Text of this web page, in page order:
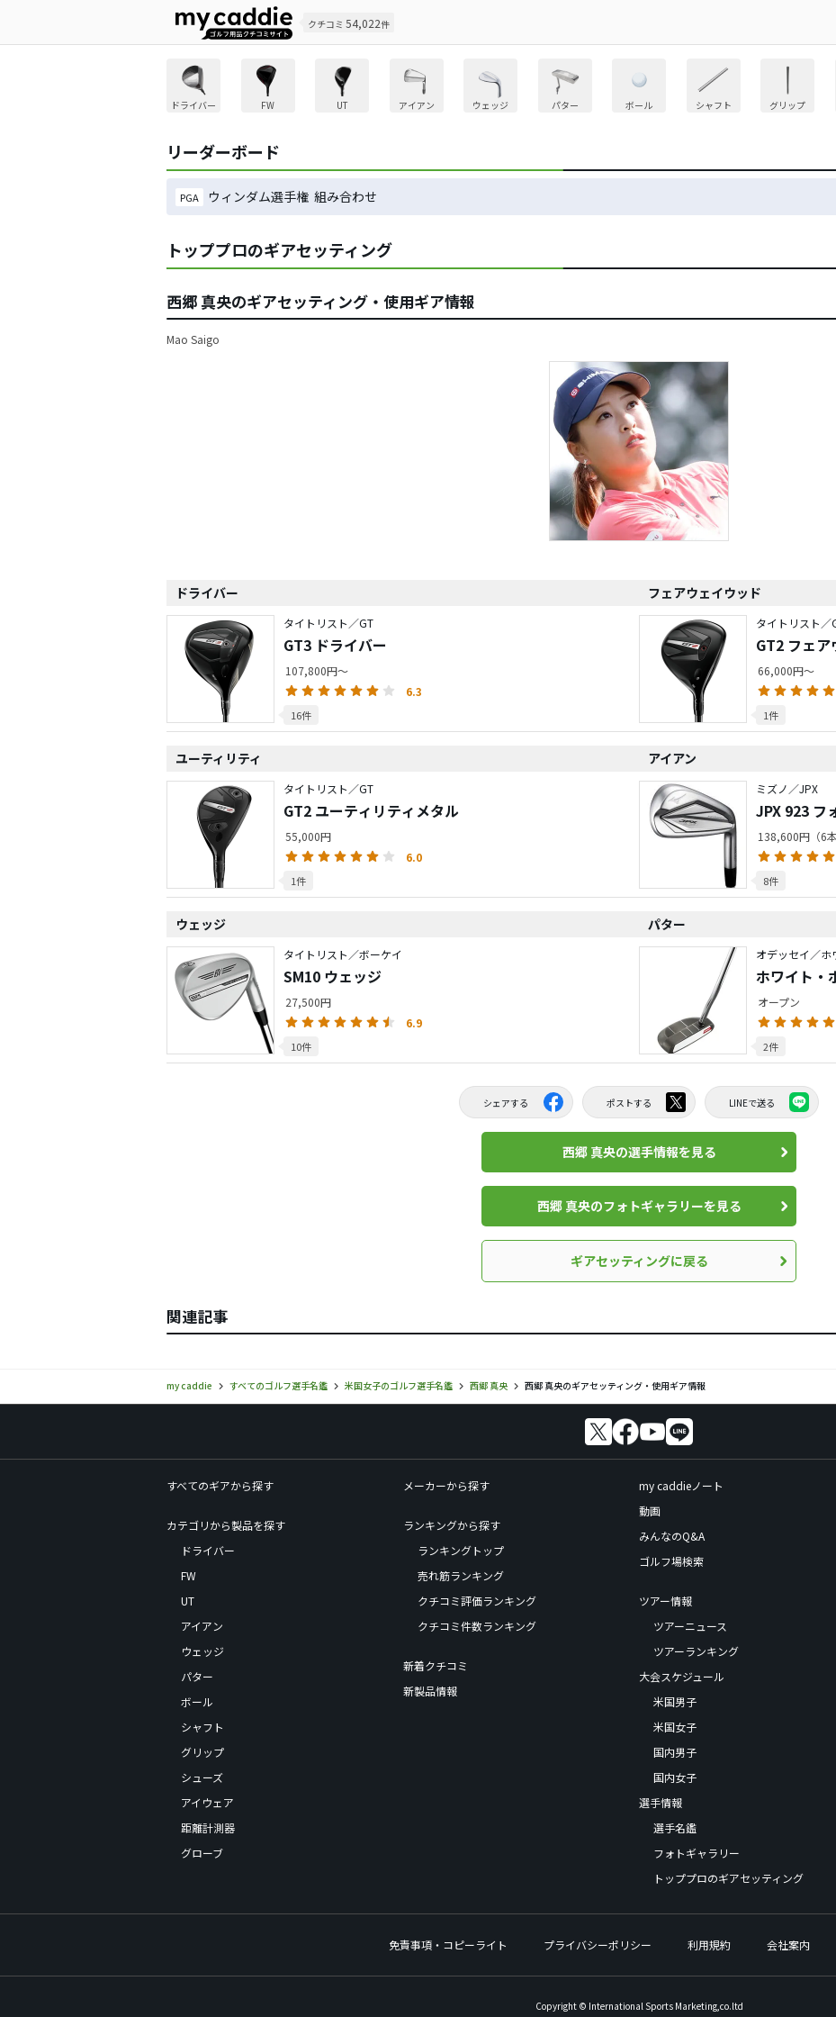
クチコミ 54,022件
ドライバー FW UT アイアン ウェッジ パター ボール シャフト グリップ
リーダーボード
PGA ウィンダム選手権 組み合わせ
トッププロのギアセッティング
西郷 真央のギアセッティング・使用ギア情報
Mao Saigo
ドライバー
タイトリスト／GT
GT3 ドライバー
107,800円～
6.3
16件
フェアウェイウッド
タイトリスト／
GT2 フェ
66,000円～
1件
ユーティリティ
タイトリスト／GT
GT2 ユーティリティメタル
55,000円
6.0
1件
アイアン
ミズノ／JPX
JPX 923 フ
138,600円（6本
8件
ウェッジ
タイトリスト／ボーケイ
SM10 ウェッジ
27,500円
6.9
10件
パター
オデッセイ／ホ
ホワイト・
オープン
2件
シェアする ポストする LINEで送る
西郷 真央の選手情報を見る
西郷 真央のフォトギャラリーを見る
ギアセッティングに戻る
関連記事
my caddie すべてのゴルフ選手名鑑 米国女子のゴルフ選手名鑑 西郷 真央 西郷 真央のギアセッティング・使用ギア情報
すべてのギアから探す
カテゴリから製品を探す
ドライバー
FW
UT
アイアン
ウェッジ
パター
ボール
シャフト
グリップ
シューズ
アイウェア
距離計測器
グローブ
メーカーから探す
ランキングから探す
ランキングトップ
売れ筋ランキング
クチコミ評価ランキング
クチコミ件数ランキング
新着クチコミ
新製品情報
my caddieノート
動画
みんなのQ&A
ゴルフ場検索
ツアー情報
ツアーニュース
ツアーランキング
大会スケジュール
米国男子
米国女子
国内男子
国内女子
選手情報
選手名鑑
フォトギャラリー
トッププロのギアセッティング
免責事項・コピーライト プライバシーポリシー 利用規約 会社案内
Copyright © International Sports Marketing,co.ltd